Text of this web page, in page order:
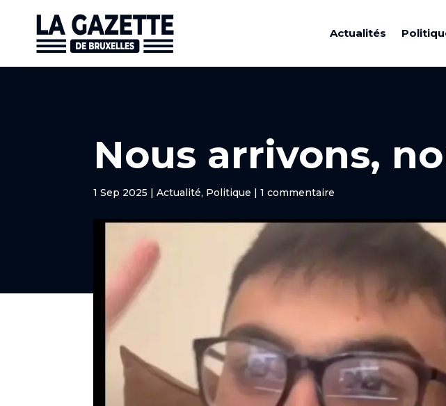
Actualités
Nous arrivons,
1 Sep 2025 |Actualité, Politique |1 commentaire